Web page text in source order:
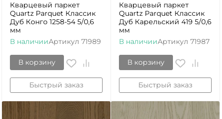
Кварцевый паркет
Quartz Parquet Классик
Дуб Конго 1258-54 5/0,6
мм
В наличииАртикул 71989
В корзину
Быстрый заказ
Кварцевый паркет
Quartz Parquet Классик
Дуб Карельский 419 5/0,6
мм
В наличииАртикул 71987
В корзину
Быстрый заказ